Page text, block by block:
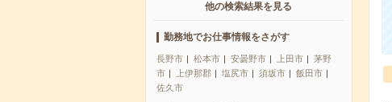
他の検索結果を見る
勤務地でお仕事情報をさがす
長野市 松本市 安曇野市 上田市
茅野
市
上伊那郡 塩尻市 須坂市
飯田市
佐久市